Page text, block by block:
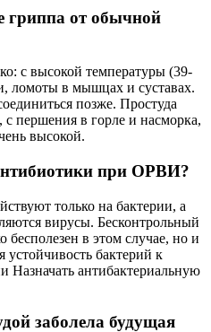
гриппа от обычной
с высокой температуры (39-
ломоты в мышцах и суставах.
позже. Простуда
с першения в горле и насморка,
высокой.
при ОРВИ?
только на бактерии, а
вирусы. Бесконтрольный
бесполезен в этом случае, но и
устойчивость бактерий к
Назначать антибактериальную
заболела будущая